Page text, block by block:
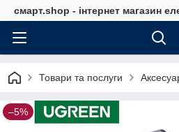
смарт.shop - інтернет магазин
Товари та послуги
–5%